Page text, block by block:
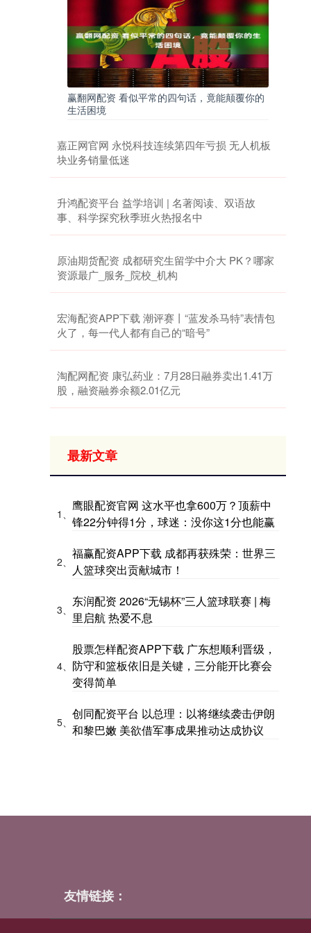
赢翻网配资 看似平常的四句话，竟能颠覆你的
生活困境
嘉正网官网 永悦科技连续第四年亏损 无人机板
块业务销量低迷
升鸿配资平台 益学培训 | 名著阅读、双语故
事、科学探究秋季班火热报名中
原油期货配资 成都研究生留学中介大 PK？哪家
资源最广_服务_院校_机构
宏海配资APP下载 潮评赛丨“蓝发杀马特”表情包
火了，每一代人都有自己的“暗号”
淘配网配资 康弘药业：7月28日融券卖出1.41万
股，融资融券余额2.01亿元
最新文章
1、
鹰眼配资官网 这水平也拿600万？顶薪中
锋22分钟得1分，球迷：没你这1分也能赢
2、
福赢配资APP下载 成都再获殊荣：世界三
人篮球突出贡献城市！
3、
东润配资 2026“无锡杯”三人篮球联赛 | 梅
里启航 热爱不息
4、
股票怎样配资APP下载 广东想顺利晋级，
防守和篮板依旧是关键，三分能开比赛会
变得简单
5、
创同配资平台 以总理：以将继续袭击伊朗
和黎巴嫩 美欲借军事成果推动达成协议
友情链接：